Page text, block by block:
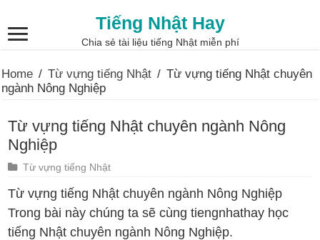
Tiếng Nhật Hay
Chia sẻ tài liệu tiếng Nhật miễn phí
Home / Từ vựng tiếng Nhật / Từ vựng tiếng Nhật chuyên
ngành Nông Nghiệp
Từ vựng tiếng Nhật chuyên ngành Nông
Nghiệp
Từ vựng tiếng Nhật
Từ vựng tiếng Nhật chuyên ngành Nông Nghiệp
Trong bài này chúng ta sẽ cùng tiengnhathay học
tiếng Nhật chuyên ngành Nông Nghiệp.